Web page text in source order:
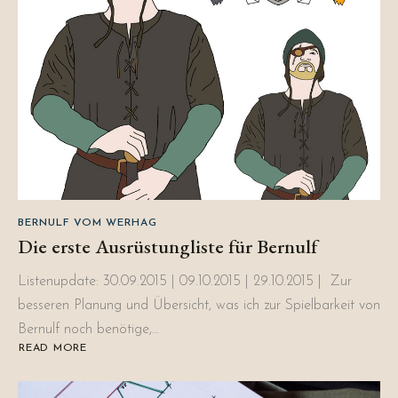
BERNULF VOM WERHAG
Die erste Ausrüstungliste für Bernulf
Listenupdate: 30.09.2015 | 09.10.2015 | 29.10.2015 | Zur
besseren Planung und Übersicht, was ich zur Spielbarkeit von
Bernulf noch benötige,…
READ MORE
ABOUT
AUSRÜSTUNGLISTE